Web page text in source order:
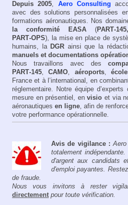
Depuis 2005 Aero Consulting
avec des solutions personnalisées
formations aéronautiques. Nos
la conformité EASA (
PART‑OPS), la mise en place de
humains, la DGR ainsi que la
manuels et documentations
Nous travaillons avec des
PART‑145 ,CAMO aéroports,
France et à l’international, en
réglementaire. Notre équipe
mesure en présentiel, envisio et via
aéronautiques en ligne , afin de
votre performance opérationnelle.
Avis de vigilance :
totalement
d'argent aux candidats
d'emploi payantes.
de fraude.
Nous vous invitons à rester
directement pour toute vérification.